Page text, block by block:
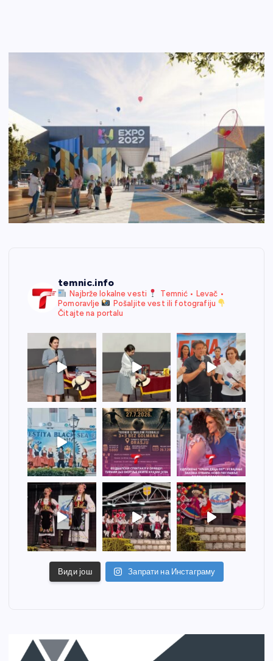
temnic.info
Najbrže lokalne vesti
Temnić • Levač •
Pomoravlje
Pošaljite vest ili fotografiju
Čitajte na portalu
Види још Запрати на Инстаграму